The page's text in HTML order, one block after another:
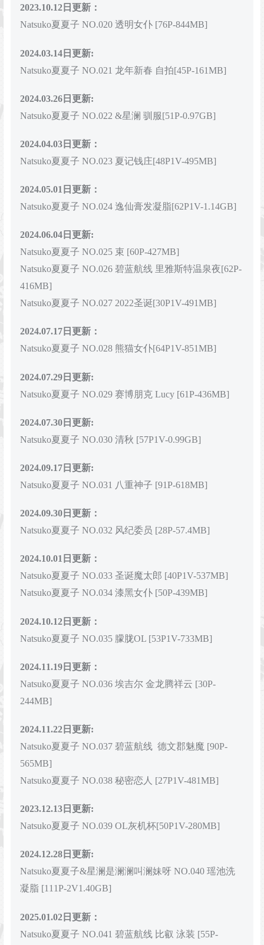
2023.10.12日更新：
Natsuko夏夏子 NO.020 透明女仆 [76P-844MB]
2024.03.14日更新:
Natsuko夏夏子 NO.021 龙年新春 自拍[45P-161MB]
2024.03.26日更新:
Natsuko夏夏子 NO.022 &星澜 驯服[51P-0.97GB]
2024.04.03日更新：
Natsuko夏夏子 NO.023 夏记钱庄[48P1V-495MB]
2024.05.01日更新：
Natsuko夏夏子 NO.024 逸仙膏发凝脂[62P1V-1.14GB]
2024.06.04日更新:
Natsuko夏夏子 NO.025 束 [60P-427MB]
Natsuko夏夏子 NO.026 碧蓝航线 里雅斯特温泉夜[62P-
416MB]
Natsuko夏夏子 NO.027 2022圣诞[30P1V-491MB]
2024.07.17日更新：
Natsuko夏夏子 NO.028 熊猫女仆[64P1V-851MB]
2024.07.29日更新:
Natsuko夏夏子 NO.029 赛博朋克 Lucy [61P-436MB]
2024.07.30日更新:
Natsuko夏夏子 NO.030 清秋 [57P1V-0.99GB]
2024.09.17日更新:
Natsuko夏夏子 NO.031 八重神子 [91P-618MB]
2024.09.30日更新：
Natsuko夏夏子 NO.032 风纪委员 [28P-57.4MB]
2024.10.01日更新：
Natsuko夏夏子 NO.033 圣诞魔太郎 [40P1V-537MB]
Natsuko夏夏子 NO.034 漆黑女仆 [50P-439MB]
2024.10.12日更新：
Natsuko夏夏子 NO.035 朦胧OL [53P1V-733MB]
2024.11.19日更新：
Natsuko夏夏子 NO.036 埃吉尔 金龙腾祥云 [30P-
244MB]
2024.11.22日更新:
Natsuko夏夏子 NO.037 碧蓝航线 德文郡魅魔 [90P-
565MB]
Natsuko夏夏子 NO.038 秘密恋人 [27P1V-481MB]
2023.12.13日更新:
Natsuko夏夏子 NO.039 OL灰机杯[50P1V-280MB]
2024.12.28日更新:
Natsuko夏夏子&星澜是澜澜叫澜妹呀 NO.040 瑶池洗
凝脂 [111P-2V1.40GB]
2025.01.02日更新：
Natsuko夏夏子 NO.041 碧蓝航线 比叡 泳装 [55P-